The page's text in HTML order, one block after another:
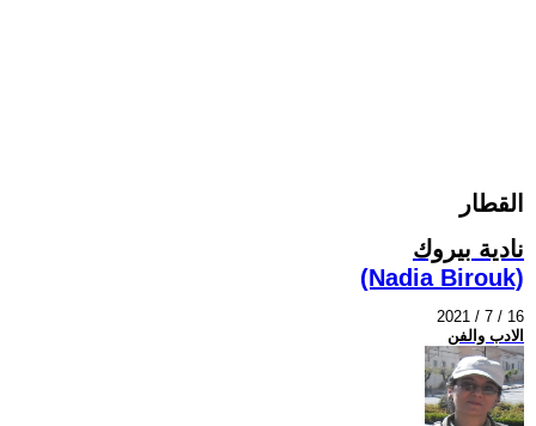
القطار
نادية بيروك
(Nadia Birouk)
2021 / 7 / 16
الادب والفن